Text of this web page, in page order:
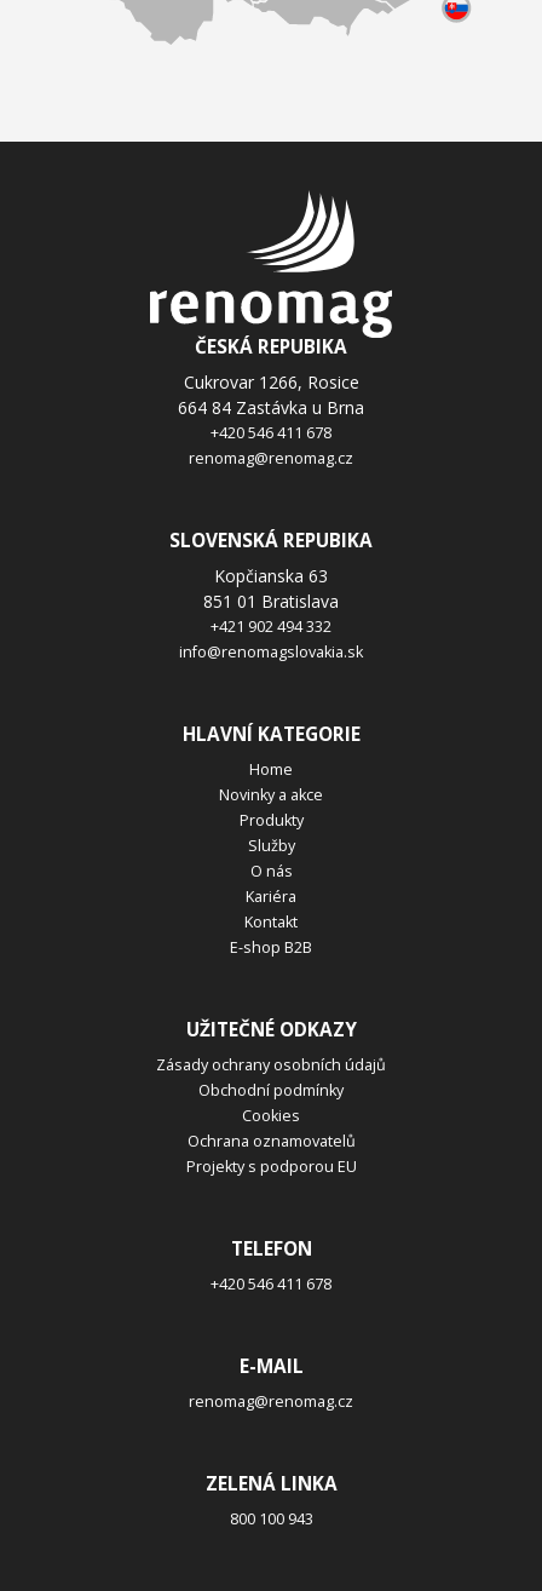
Odesláním souhlasíte se zpracováním osobních údajů.
ČESKÁ REPUBIKA
Cukrovar 1266, Rosice
664 84 Zastávka u Brna
+420 546 411 678
renomag@renomag.cz
SLOVENSKÁ REPUBIKA
Kopčianska 63
851 01 Bratislava
+421 902 494 332
info@renomagslovakia.sk
HLAVNÍ KATEGORIE
Home
Novinky a akce
Produkty
Služby
O nás
Kariéra
Kontakt
E-shop B2B
UŽITEČNÉ ODKAZY
Zásady ochrany osobních údajů
Obchodní podmínky
Cookies
Ochrana oznamovatelů
Projekty s podporou EU
TELEFON
+420 546 411 678
E-MAIL
renomag@renomag.cz
ZELENÁ LINKA
800 100 943